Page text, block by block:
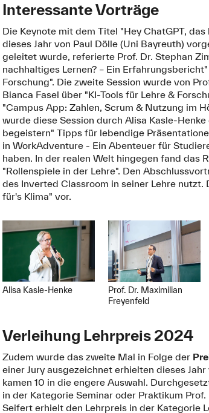
Interessante Vorträge
Die Keynote mit dem Titel "Hey ChatGPT,
dieses Jahr von Paul Dölle (Uni Bayreuth)
geleitet wurde, referierte Prof. Dr. Stephan
nachhaltiges Lernen? – Ein
Forschung". Die zweite Session wurde von
Bianca Fasel über "KI-Tools für Lehre &
"Campus App: Zahlen, Scrum & Nutzung im
wurde diese Session durch Alisa Kasle-
begeistern" Tipps für lebendige
in WorkAdventure - Ein Abenteuer für
haben. In der realen Welt hingegen fand das
"Rollenspiele in der Lehre". Den
des Inverted Classroom in seiner Lehre
für's Klima" vor.
Alisa Kasle-Henke
Prof. Dr. Maximilian
Freyenfeld
Verleihung Lehrpreis 2024
Zudem wurde das zweite Mal in Folge der
einer Jury ausgezeichnet erhielten dieses
kamen 10 in die engere Auswahl.
in der Kategorie Seminar oder Praktikum
Seifert erhielt den Lehrpreis in der Kategorie